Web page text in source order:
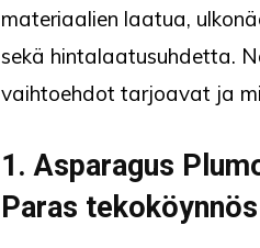
materiaalien laatua,
sekä hintalaatusuhdetta.
vaihtoehdot tarjoavat ja
1. Asparagus
Paras tekoköynnös